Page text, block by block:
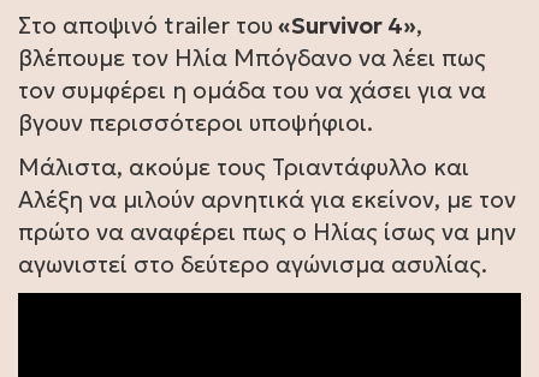
Στο αποψινό trailer του «Survivor 4»,
βλέπουμε τον Ηλία Μπόγδανο να λέει πως
τον συμφέρει η ομάδα του να χάσει για να
βγουν περισσότεροι υποψήφιοι.
Μάλιστα, ακούμε τους Τριαντάφυλλο και
Αλέξη να μιλούν αρνητικά για εκείνον, με τον
πρώτο να αναφέρει πως ο Ηλίας ίσως να μην
αγωνιστεί στο δεύτερο αγώνισμα ασυλίας.